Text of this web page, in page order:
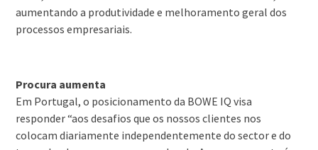
aumentando a produtividade e melhoramento geral dos
processos empresariais.
Procura aumenta
Em Portugal, o posicionamento da BOWE IQ visa
responder “aos desafios que os nossos clientes nos
colocam diariamente independentemente do sector e do